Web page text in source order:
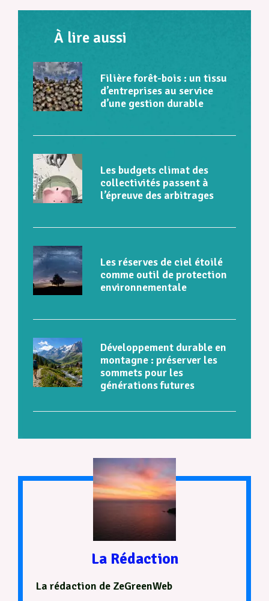
À lire aussi
Filière forêt-bois : un tissu
d’entreprises au service
d’une gestion durable
Les budgets climat des
collectivités passent à
l’épreuve des arbitrages
Les réserves de ciel étoilé
comme outil de protection
environnementale
Développement durable en
montagne : préserver les
sommets pour les
générations futures
La Rédaction
La rédaction de ZeGreenWeb